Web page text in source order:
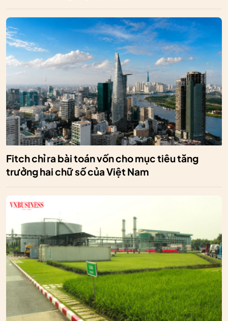
Fitch chỉ ra bài toán vốn cho mục tiêu tăng
trưởng hai chữ số của Việt Nam